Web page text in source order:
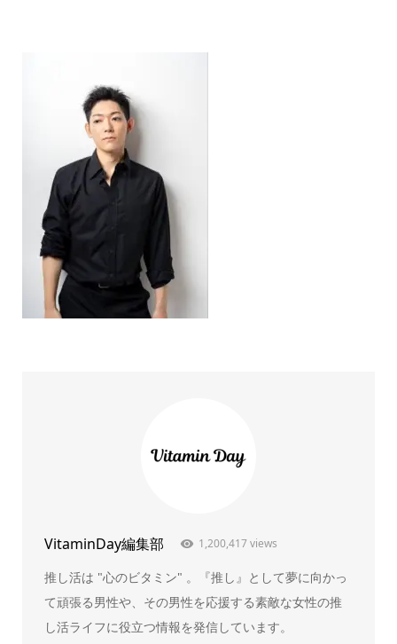
VitaminDay編集部 1,200,417 views
推し活は "心のビタミン" 。『推し』として夢に向かっ
て頑張る男性や、その男性を応援する素敵な女性の推
し活ライフに役立つ情報を発信しています。